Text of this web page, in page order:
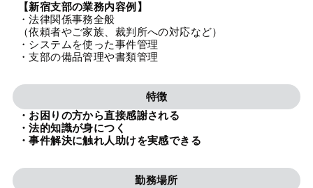
【新宿支部の業務内容例】
・法律関係事務全般
（依頼者やご家族、裁判所への対応など）
・システムを使った事件管理
・支部の備品管理や書類管理
特徴
・お困りの方から直接感謝される
・法的知識が身につく
・事件解決に触れ人助けを実感できる
勤務場所
プライバシーポリシー 利用規約 内部通報
TikTok受賞 定義集